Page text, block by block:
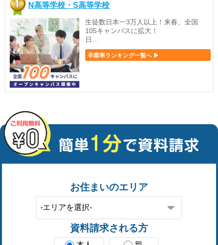
N高等学校・S高等学校
生徒数日本一3万人以上！来春、全国
105キャンパスに拡大！
日…
卒業率ランキング一覧へ ▶
お住まいのエリア
資料請求される方